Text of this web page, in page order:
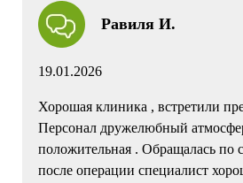
Равиля И.
19.01.2026
Хорошая клиника , встретили
Персонал дружелюбный
положительная . Обращалась по
после операции специалист